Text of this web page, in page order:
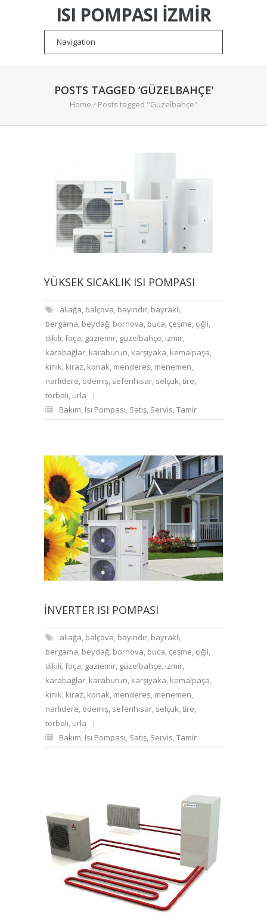
ISI POMPASI İZMIR
POSTS TAGGED ‘GÜZELBAHÇE’
Home / Posts tagged "Güzelbahçe"
YÜKSEK SICAKLIK ISI POMPASI
aliağa, balçova, bayındır, bayraklı,
bergama, beydağ, bornova, buca, çeşme, çiğli,
dikili,foça, gaziemir, güzelbahçe, izmir,
karabağlar, karaburun, karşıyaka, kemalpaşa,
kınık, kiraz, konak, menderes, menemen,
narlıdere, ödemiş, seferihisar, selçuk,tire,
torbalı, urla
Bakım, Isı Pompası, Satış, Servis,Tamir
İNVERTER ISI POMPASI
aliağa, balçova, bayındır, bayraklı,
bergama, beydağ, bornova, buca, çeşme, çiğli,
dikili,foça, gaziemir, güzelbahçe, izmir,
karabağlar, karaburun, karşıyaka, kemalpaşa,
kınık, kiraz, konak, menderes, menemen,
narlıdere, ödemiş, seferihisar, selçuk,tire,
torbalı, urla
Bakım, Isı Pompası, Satış, Servis,Tamir